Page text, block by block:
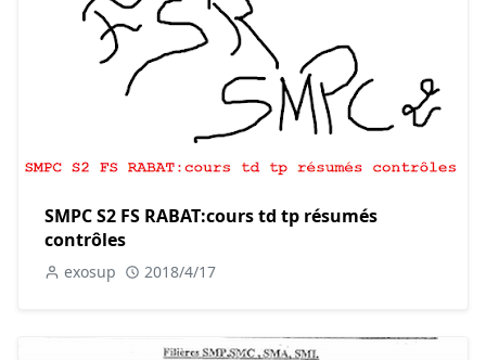
SMPC S2 FS RABAT:cours td tp résumés
contrôles
exosup 2018/4/17